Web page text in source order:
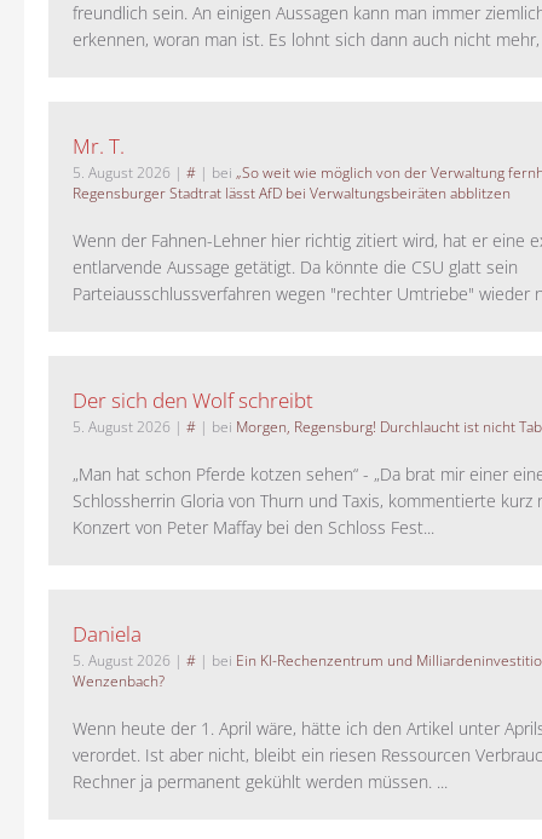
freundlich sein. An einigen Aussagen kann man immer
erkennen, woran man ist. Es lohnt sich dann auch nicht mehr,
Mr. T.
5. August 2026 | # | bei „So weit wie möglich von der Verwaltung
Regensburger Stadtrat lässt AfD bei Verwaltungsbeiräten abblitzen
Wenn der Fahnen-Lehner hier richtig zitiert wird, hat er eine
entlarvende Aussage getätigt. Da könnte die CSU glatt sein
Parteiausschlussverfahren wegen "rechter Umtriebe" wieder
Der sich den Wolf schreibt
5. August 2026 | # | bei Morgen, Regensburg! Durchlaucht ist nicht
„Man hat schon Pferde kotzen sehen“ - „Da brat mir einer
Schlossherrin Gloria von Thurn und Taxis, kommentierte kurz
Konzert von Peter Maffay bei den Schloss Fest...
Daniela
5. August 2026 | # | bei Ein KI-Rechenzentrum und
Wenzenbach?
Wenn heute der 1. April wäre, hätte ich den Artikel unter
verordet. Ist aber nicht, bleibt ein riesen Ressourcen
Rechner ja permanent gekühlt werden müssen. ...